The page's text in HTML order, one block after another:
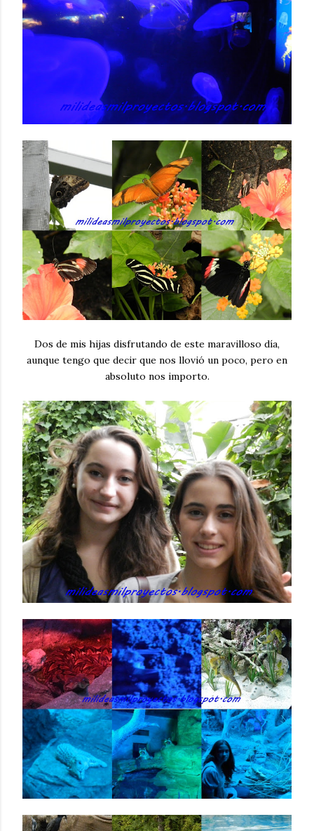
Dos de mis hijas disfrutando de este maravilloso día,
aunque tengo que decir que nos llovió un poco, pero en
absoluto nos importo.